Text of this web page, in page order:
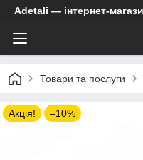
Adetali — інтернет-
Товари та послуги
Акція! –10%